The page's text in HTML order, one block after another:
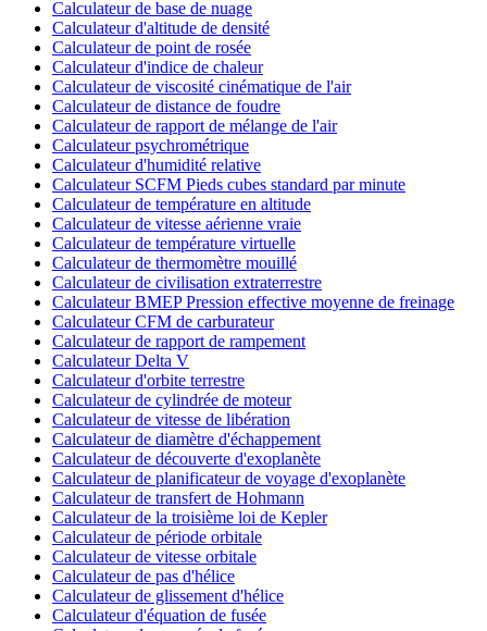
Calculateur de base de nuage
Calculateur d'altitude de densité
Calculateur de point de rosée
Calculateur d'indice de chaleur
Calculateur de viscosité cinématique de l'air
Calculateur de distance de foudre
Calculateur de rapport de mélange de l'air
Calculateur psychrométrique
Calculateur d'humidité relative
Calculateur SCFM Pieds cubes standard par minute
Calculateur de température en altitude
Calculateur de vitesse aérienne vraie
Calculateur de température virtuelle
Calculateur de thermomètre mouillé
Calculateur de civilisation extraterrestre
Calculateur BMEP Pression effective moyenne de freinage
Calculateur CFM de carburateur
Calculateur de rapport de rampement
Calculateur Delta V
Calculateur d'orbite terrestre
Calculateur de cylindrée de moteur
Calculateur de vitesse de libération
Calculateur de diamètre d'échappement
Calculateur de découverte d'exoplanète
Calculateur de planificateur de voyage d'exoplanète
Calculateur de transfert de Hohmann
Calculateur de la troisième loi de Kepler
Calculateur de période orbitale
Calculateur de vitesse orbitale
Calculateur de pas d'hélice
Calculateur de glissement d'hélice
Calculateur d'équation de fusée